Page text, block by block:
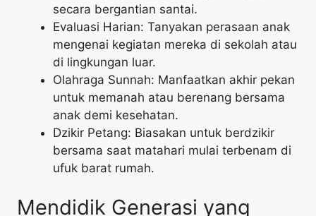
secara bergantian santai.
Evaluasi Harian: Tanyakan perasaan anak
mengenai kegiatan mereka di sekolah atau
di lingkungan luar.
Olahraga Sunnah: Manfaatkan akhir pekan
untuk memanah atau berenang bersama
anak demi kesehatan.
Dzikir Petang: Biasakan untuk berdzikir
bersama saat matahari mulai terbenam di
ufuk barat rumah.
Mendidik Generasi yang